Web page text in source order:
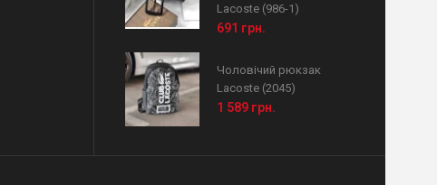
Lacoste (986-1)
691 грн.
Чоловічий рюкзак
Lacoste (2045)
1 589 грн.